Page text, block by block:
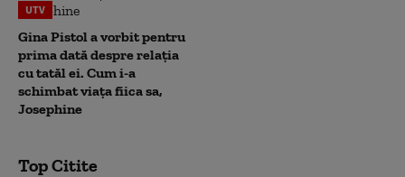
UTV
Gina Pistol a vorbit pentru
prima dată despre relația
cu tatăl ei. Cum i-a
schimbat viața fiica sa,
Josephine
Top Citite